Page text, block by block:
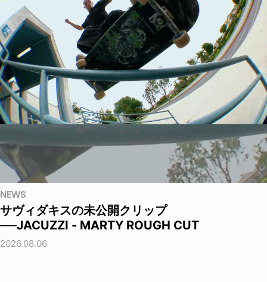
NEWS
サヴィダキスの未公開クリップ
──JACUZZI - MARTY ROUGH CUT
2026.08.06